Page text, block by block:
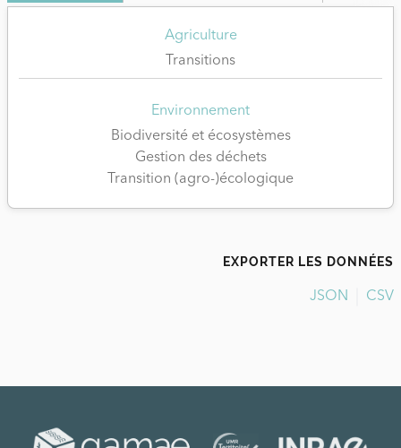
Agriculture
Transitions
Environnement
Biodiversité et écosystèmes
Gestion des déchets
Transition (agro-)écologique
EXPORTER LES DONNÉES
JSON CSV